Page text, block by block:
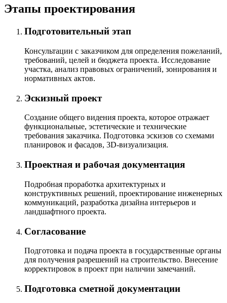
Этапы проектирования
Подготовительный этап
Консультации с заказчиком для определения пожеланий,
требований, целей и бюджета проекта. Исследование
участка, анализ правовых ограничений, зонирования и
нормативных актов.
Эскизный проект
Создание общего видения проекта, которое отражает
функциональные, эстетические и технические
требования заказчика. Подготовка эскизов со схемами
планировок и фасадов, 3D-визуализация.
Проектная и рабочая документация
Подробная проработка архитектурных и
конструктивных решений, проектирование инженерных
коммуникаций, разработка дизайна интерьеров и
ландшафтного проекта.
Согласование
Подготовка и подача проекта в государственные органы
для получения разрешений на строительство. Внесение
корректировок в проект при наличии замечаний.
Подготовка сметной документации